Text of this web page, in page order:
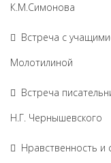
К.М.Симонова
Встреча с
Молотилиной
Встреча
Н.Г. Чернышевского
Нравственность и